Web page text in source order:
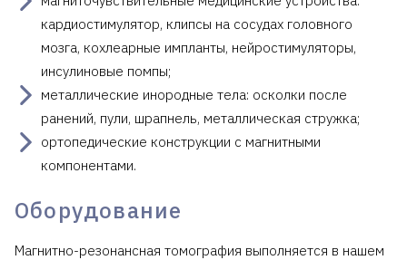
кардиостимулятор, клипсы на сосудах головного
мозга, кохлеарные импланты, нейростимуляторы,
инсулиновые помпы;
металлические инородные тела: осколки после
ранений, пули, шрапнель, металлическая стружка;
ортопедические конструкции с магнитными
компонентами.
Оборудование
Магнитно-резонансная томография выполняется в нашем